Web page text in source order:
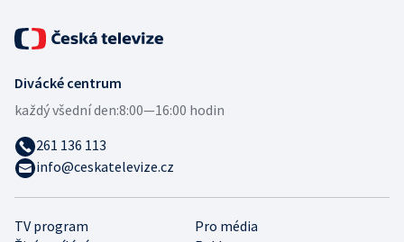
TV program
Pro média
Divácké centrum
každý všední den:8:00—16:00 hodin
261 136 113
info@ceskatelevize.cz